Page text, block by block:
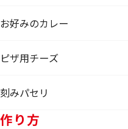
お好みのカレー
ピザ用チーズ
刻みパセリ
作り方